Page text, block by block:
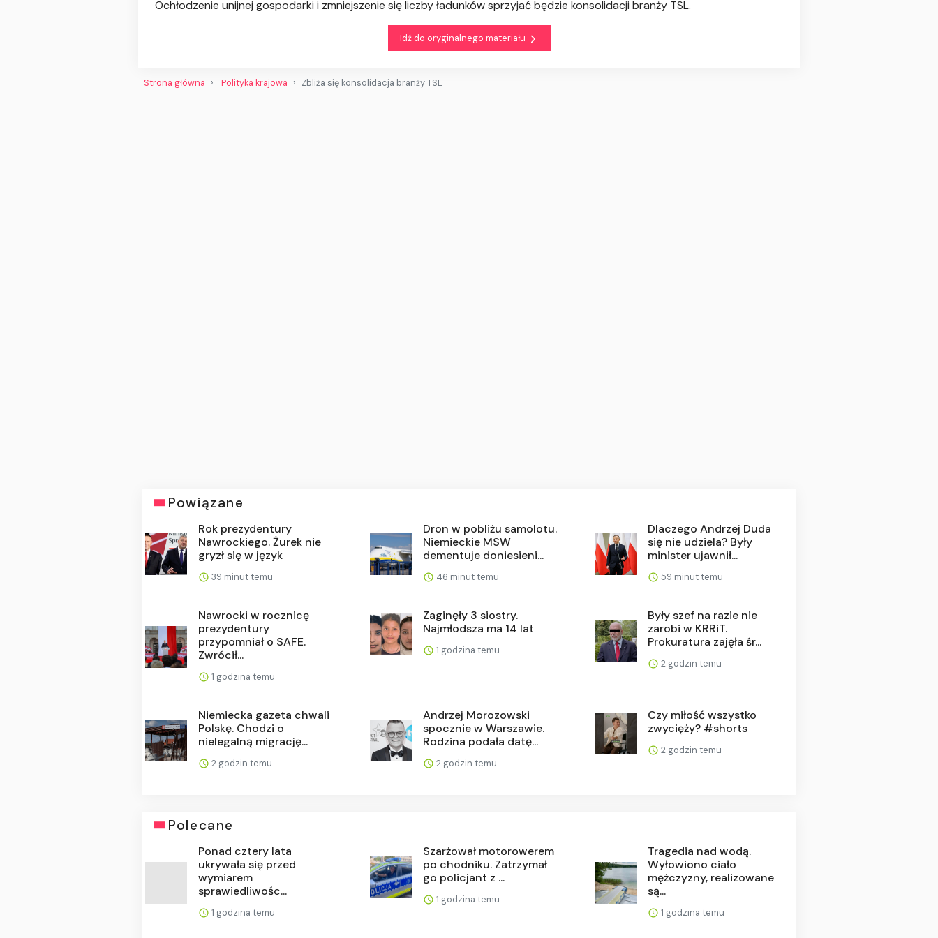
Ochłodzenie unijnej gospodarki i zmniejszenie się liczby ładunków sprzyjać będzie konsolidacji branży TSL.
Idź do oryginalnego materiału
Strona główna Polityka krajowa Zbliża się konsolidacja branży TSL
Powiązane
Rok prezydentury
Nawrockiego. Żurek nie
gryzł się w język
39 minut temu
Dron w pobliżu samolotu.
Niemieckie MSW
dementuje doniesieni...
46 minut temu
Dlaczego Andrzej Duda
się nie udziela? Były
minister ujawnił...
59 minut temu
Nawrocki w rocznicę
prezydentury
przypomniał o SAFE.
Zwrócił...
1 godzina temu
Zaginęły 3 siostry.
Najmłodsza ma 14 lat
1 godzina temu
Były szef na razie nie
zarobi w KRRiT.
Prokuratura zajęła śr...
2 godzin temu
Niemiecka gazeta chwali
Polskę. Chodzi o
nielegalną migrację...
2 godzin temu
Andrzej Morozowski
spocznie w Warszawie.
Rodzina podała datę...
2 godzin temu
Czy miłość wszystko
zwycięży? #shorts
2 godzin temu
Polecane
Ponad cztery lata
ukrywała się przed
wymiarem
sprawiedliwośc...
1 godzina temu
Szarżował motorowerem
po chodniku. Zatrzymał
go policjant z ...
1 godzina temu
Tragedia nad wodą.
Wyłowiono ciało
mężczyzny, realizowane
są...
1 godzina temu